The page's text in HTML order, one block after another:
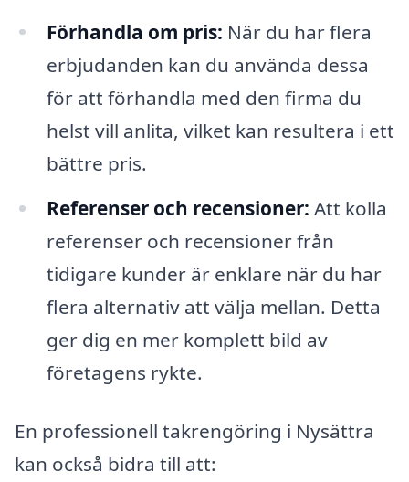
Förhandla om pris: När du har flera
erbjudanden kan du använda dessa
för att förhandla med den firma du
helst vill anlita, vilket kan resultera i ett
bättre pris.
Referenser och recensioner: Att kolla
referenser och recensioner från
tidigare kunder är enklare när du har
flera alternativ att välja mellan. Detta
ger dig en mer komplett bild av
företagens rykte.
En professionell takrengöring i Nysättra
kan också bidra till att: